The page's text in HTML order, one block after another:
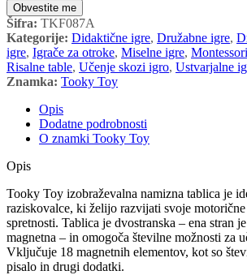
Obvestite me
Šifra: TKF087A
Kategorije: Didaktične igre, Družabne igre,
igre, Igrače za otroke, Miselne igre,
Risalne table, Učenje skozi igro, Ustvarjalne
Znamka: Tooky Toy
Opis
Dodatne podrobnosti
O znamki Tooky Toy
Opis
Tooky Toy izobraževalna namizna tablica je
raziskovalce, ki želijo razvijati svoje
spretnosti. Tablica je dvostranska – ena stran
magnetna – in omogoča številne možnosti za
Vključuje 18 magnetnih elementov, kot so
pisalo in drugi dodatki.